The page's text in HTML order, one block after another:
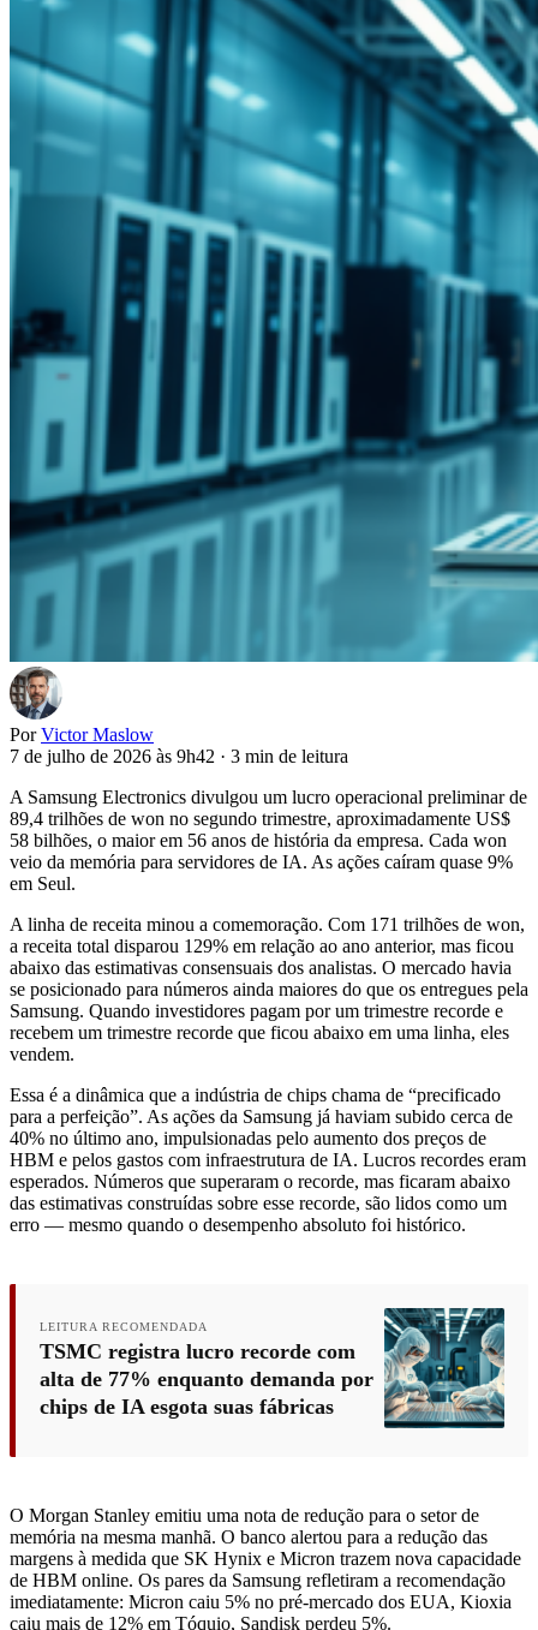
Por Victor Maslow
7 de julho de 2026 às 9h42 · 3 min de leitura
A Samsung Electronics divulgou um lucro operacional preliminar de
89,4 trilhões de won no segundo trimestre, aproximadamente US$
58 bilhões, o maior em 56 anos de história da empresa. Cada won
veio da memória para servidores de IA. As ações caíram quase 9%
em Seul.
A linha de receita minou a comemoração. Com 171 trilhões de won,
a receita total disparou 129% em relação ao ano anterior, mas ficou
abaixo das estimativas consensuais dos analistas. O mercado havia
se posicionado para números ainda maiores do que os entregues pela
Samsung. Quando investidores pagam por um trimestre recorde e
recebem um trimestre recorde que ficou abaixo em uma linha, eles
vendem.
Essa é a dinâmica que a indústria de chips chama de “precificado
para a perfeição”. As ações da Samsung já haviam subido cerca de
40% no último ano, impulsionadas pelo aumento dos preços de
HBM e pelos gastos com infraestrutura de IA. Lucros recordes eram
esperados. Números que superaram o recorde, mas ficaram abaixo
das estimativas construídas sobre esse recorde, são lidos como um
erro — mesmo quando o desempenho absoluto foi histórico.
LEITURA RECOMENDADA
TSMC registra lucro recorde com
alta de 77% enquanto demanda por
chips de IA esgota suas fábricas
O Morgan Stanley emitiu uma nota de redução para o setor de
memória na mesma manhã. O banco alertou para a redução das
margens à medida que SK Hynix e Micron trazem nova capacidade
de HBM online. Os pares da Samsung refletiram a recomendação
imediatamente: Micron caiu 5% no pré-mercado dos EUA, Kioxia
caiu mais de 12% em Tóquio, Sandisk perdeu 5%.